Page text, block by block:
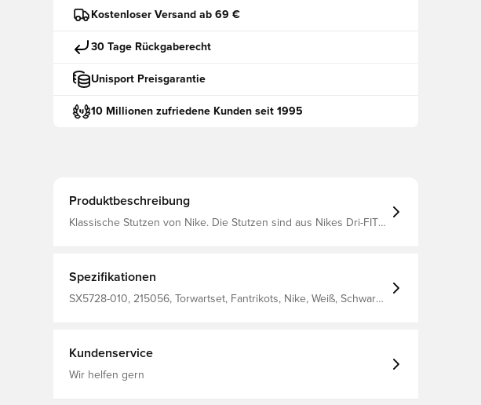
Kostenloser Versand ab 69 €
30 Tage Rückgaberecht
Unisport Preisgarantie
10 Millionen zufriedene Kunden seit 1995
Produktbeschreibung
Klassische Stutzen von Nike. Die Stutzen sind aus Nikes Dri-FIT
Spezifikationen
SX5728-010, 215056, Torwartset, Fantrikots, Nike, Weiß, Schwarz,
Kundenservice
Wir helfen gern